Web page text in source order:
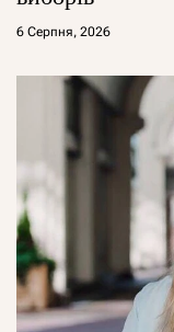
6 Серпня, 2026